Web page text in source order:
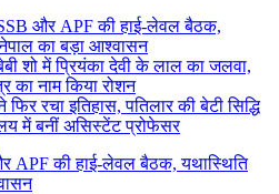
SSB और APF की हाई-लेवल बैठक,
का बड़ा आश्वासन
शो में प्रियंका देवी के लाल का जलवा,
का नाम किया रोशन
रचा इतिहास, पतिलार की बेटी सिद्धि
में बनीं असिस्टेंट प्रोफेसर
APF की हाई-लेवल बैठक, यथास्थिति